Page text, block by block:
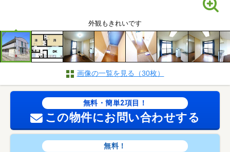
外観もきれいです
画像の一覧を見る（30枚）
無料・簡単2項目！
この物件にお問い合わせする
無料！